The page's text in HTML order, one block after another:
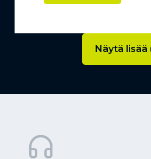
Näytä lisää